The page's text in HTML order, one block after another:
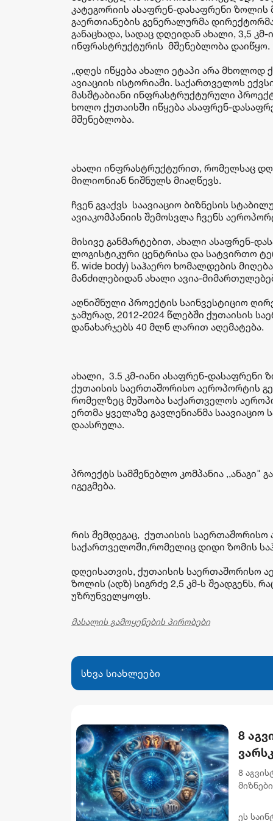
კატეგორიის ასაფრენ-დასაფრენი ზოლის
გაერთიანების გენერალურმა
განაცხადა, სადაც დღეიდან ახალი, 3,5
ინფრასტრუქტურის მშენებლობა დაიწყო.
„დღეს იწყება ახალი ეტაპი არა
ავიაციის ისტორიაში. საქართველოს
მასშტაბიანი ინფრასტრუქტურული
ხოლო ქუთაისში იწყება ასაფრენ-
მშენებლობა.
ახალი ინფრასტრუქტურით, რომელსაც
მილიონიან ნიშნულს მიაღწევს.
ჩვენ გვაქვს საავიაციო ბიზნესის
ავიაკომპანიის შემოსვლა ჩვენს
მისივე განმარტებით, ახალი ასაფრენ-
ლოგისტიკური ცენტრისა და სატვირთო
წ. wide body) საჰაერო ხომალდების
მანძილებიდან ახალი ავია-
აღნიშნული პროექტის საინვესტიციო
ჯამურად, 2012-2024 წლებში ქუთაისის
დანახარჯებს 40 მლნ ლარით აღემატება.
ახალი, 3.5 კმ-იანი ასაფრენ-
ქუთაისის საერთაშორისო აეროპორტის
რომელზეც მუშაობა საქართველოს
ერთმა ყველაზე გავლენიანმა საავიაციო
დაასრულა.
პროექტს სამშენებლო კომპანია ,,ანაგი"
იგეგმება.
რის შემდეგაც, ქუთაისის
საქართველოში,რომელიც დიდი ზომის
დღეისათვის, ქუთაისის საერთაშორისო
ზოლის (ადზ) სიგრძე 2,5 კმ-ს შეადგენს,
უზრუნველყოფს.
მასალის გამოყენების პირობები
სხვა სიახლეები
8
8
ეს